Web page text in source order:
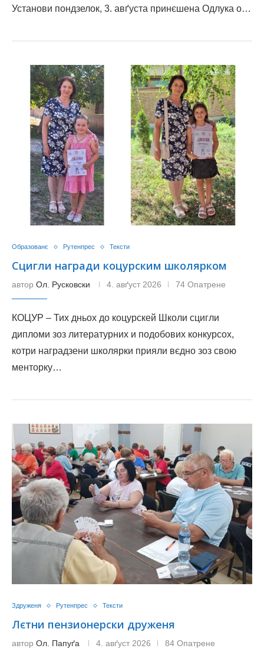
Установи пондзелок, 3. авґуста принєшена Одлука о…
Образованє Рутенпрес Тексти
Сцигли награди коцурским школярком
автор Ол. Русковски 4. авґуст 2026 74 Опатрене
КОЦУР – Тих дньох до коцурскей Школи сцигли
дипломи зоз литературних и подобових конкурсох,
котри наградзени школярки прияли вєдно зоз свою
менторку…
Здруженя Рутенпрес Тексти
Лєтни пензионерски друженя
автор Ол. Папуґа 4. авґуст 2026 84 Опатрене